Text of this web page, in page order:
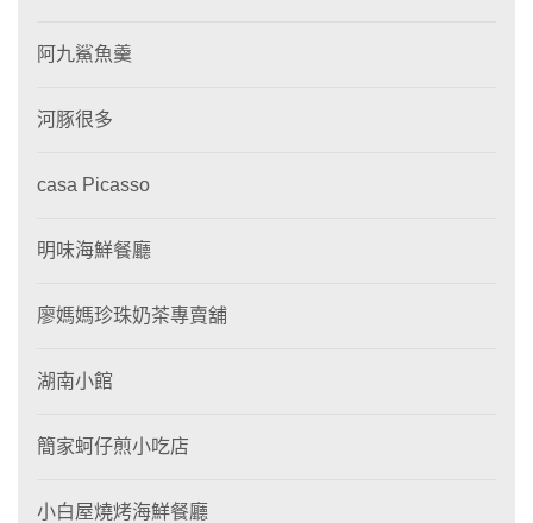
阿九鯊魚羹
河豚很多
casa Picasso
明味海鮮餐廳
廖媽媽珍珠奶茶專賣舖
湖南小館
簡家蚵仔煎小吃店
小白屋燒烤海鮮餐廳